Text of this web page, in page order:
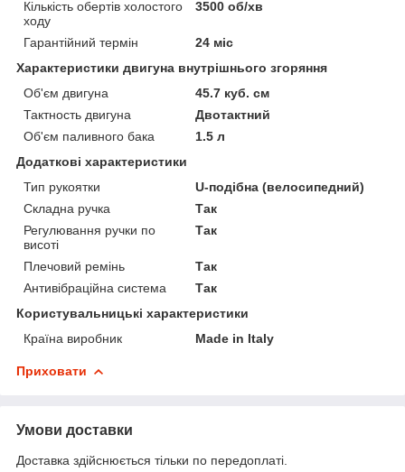
Кількість обертів холостого
ходу
3500 об/хв
Гарантійний термін
24 міс
Характеристики двигуна внутрішнього згоряння
Об'єм двигуна
45.7 куб. см
Тактность двигуна
Двотактний
Об'єм паливного бака
1.5 л
Додаткові характеристики
Тип рукоятки
U-подібна (велосипедний)
Складна ручка
Так
Регулювання ручки по
висоті
Так
Плечовий ремінь
Так
Антивібраційна система
Так
Користувальницькі характеристики
Країна виробник
Made in Italy
Приховати
Умови доставки
Доставка здійснюється тільки по передоплаті.